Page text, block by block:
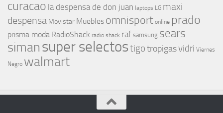
curacao la despensa de don juan laptops LG maxi
despensa Movistar Muebles omnisport online prado
prisma moda RadioShack radio shack raf samsung sears
simansuper selectostigotropigasvidri Viernes
Negro walmart